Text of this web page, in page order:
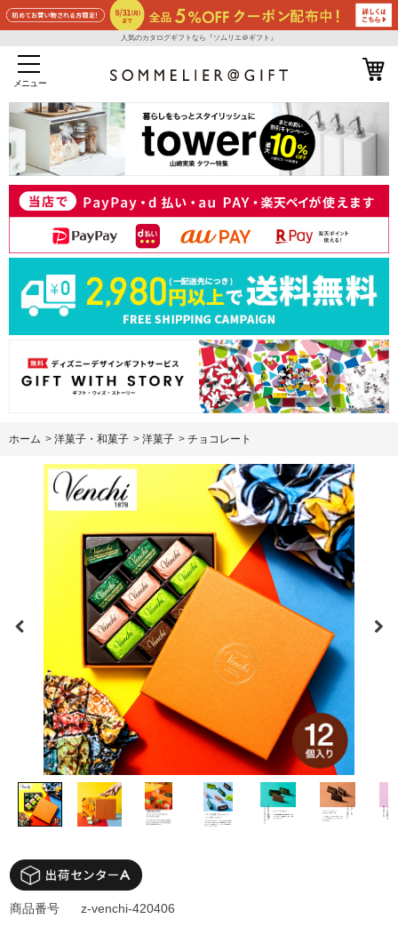
人気のカタログギフトなら『ソムリエ＠ギフト』
メニュー
ホーム > 洋菓子・和菓子 > 洋菓子 > チョコレート
商品番号 z-venchi-420406